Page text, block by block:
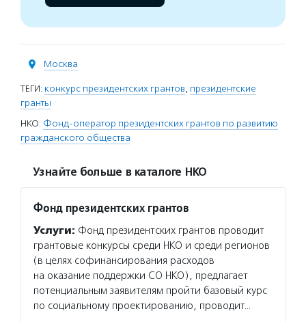
Москва
ТЕГИ: конкурс президентских грантов, президентские
гранты
НКО: Фонд-оператор президентских грантов по развитию
гражданского общества
Узнайте больше в каталоге НКО
Фонд президентских грантов
Услуги: Фонд президентских грантов проводит
грантовые конкурсы среди НКО и среди регионов
(в целях софинансирования расходов
на оказание поддержки СО НКО), предлагает
потенциальным заявителям пройти базовый курс
по социальному проектированию, проводит…